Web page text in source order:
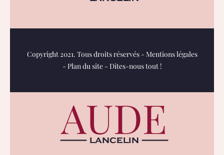
Copyright 2021. Tous droits réservés - Mentions légales
- Plan du site- Dites-nous tout !